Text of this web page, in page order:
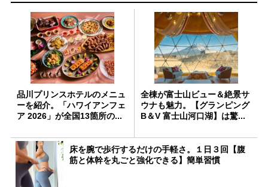
品川プリンスホテルのメニュ
ーを紹介。「ハワイアンフェ
ア 2026」が全国13箇所の...
全棟が富士山ビュー＆絶景サ
ウナも魅力。【グランピング
B＆V 富⼠⼭河⼝湖】は驚...
床を腕で歩行するだけの手軽さ。１日３回【腹
筋と体幹を丸ごと強化できる】簡単習慣